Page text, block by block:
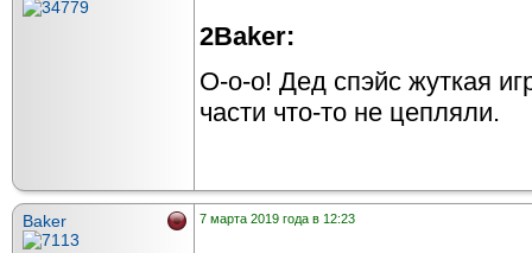
2Baker:
О-о-о! Дед спэйс жуткая
части что-то не цепляли.
Baker 7 марта 2019 года в 12:23